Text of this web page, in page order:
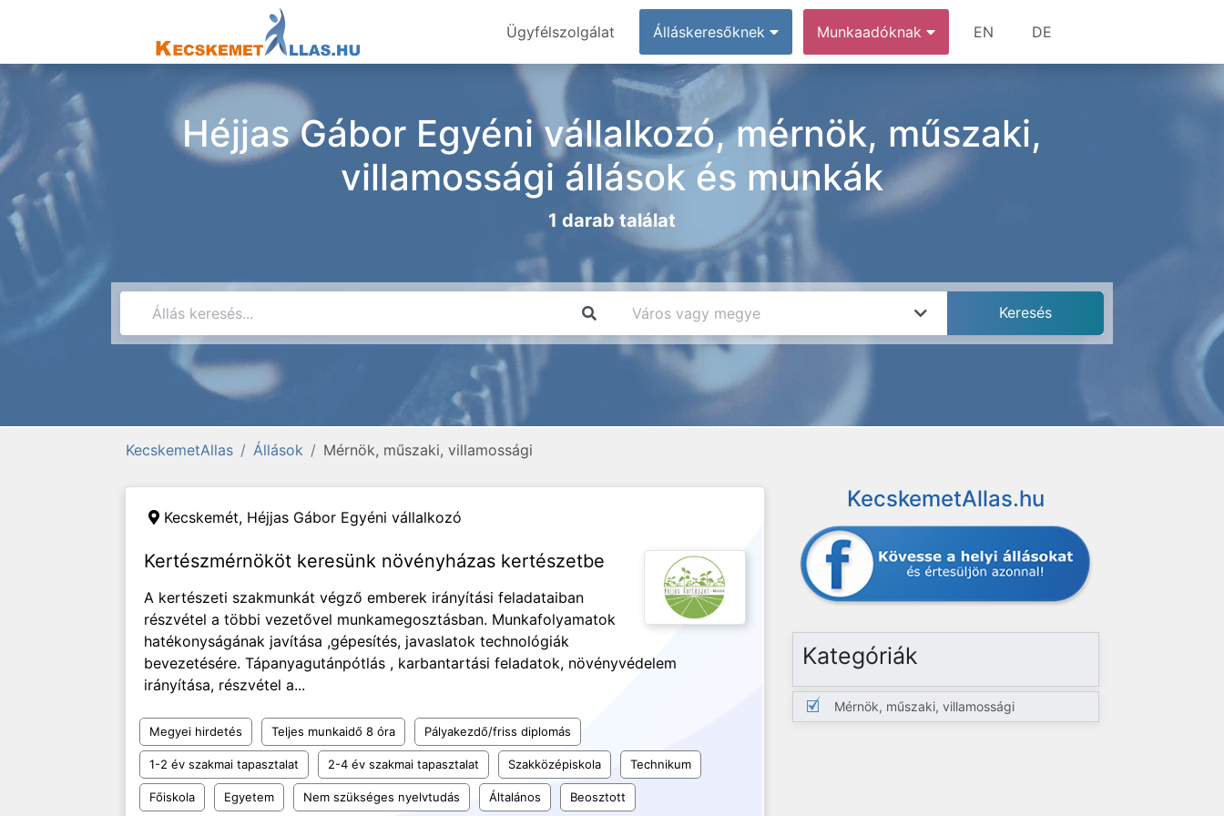
Ügyfélszolgálat Álláskeresőknek Munkaadóknak EN DE
Héjjas Gábor Egyéni vállalkozó, mérnök, műszaki,
villamossági állások és munkák
1 darab találat
KecskemetAllas Állások Mérnök, műszaki, villamossági
Kecskemét, Héjjas Gábor Egyéni vállalkozó
Kertészmérnököt keresünk növényházas kertészetbe
A kertészeti szakmunkát végző emberek irányítási feladataiban
részvétel a többi vezetővel munkamegosztásban. Munkafolyamatok
hatékonyságának javítása ,gépesítés, javaslatok technológiák
bevezetésére. Tápanyagutánpótlás , karbantartási feladatok, növényvédelem
irányítása, részvétel a...
Megyei hirdetés Teljes munkaidő 8 óra Pályakezdő/friss diplomás
1-2 év szakmai tapasztalat 2-4 év szakmai tapasztalat Szakközépiskola Technikum
Főiskola Egyetem Nem szükséges nyelvtudás Általános Beosztott
KecskemetAllas.hu
Kategóriák
Mérnök, műszaki, villamossági